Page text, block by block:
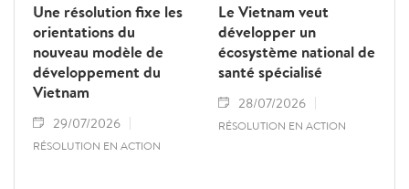
Une résolution fixe les
orientations du
nouveau modèle de
développement du
Vietnam
29/07/2026
RÉSOLUTION EN ACTION
Le Vietnam veut
développer un
écosystème national de
santé spécialisé
28/07/2026
RÉSOLUTION EN ACTION